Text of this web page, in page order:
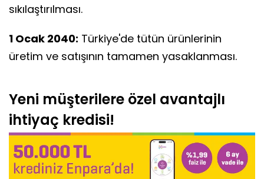
sıkılaştırılması.
1 Ocak 2040: Türkiye'de tütün ürünlerinin
üretim ve satışının tamamen yasaklanması.
Yeni müşterilere özel avantajlı
ihtiyaç kredisi!